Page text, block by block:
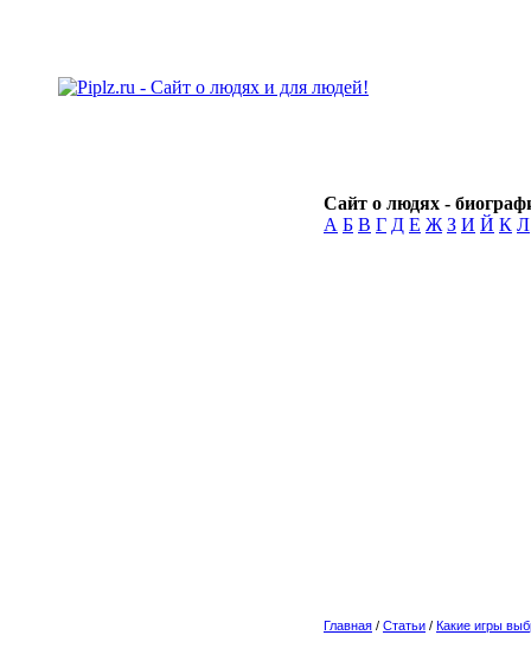
Сайт о людях -
А Б В Г Д Е Ж З И Й К Л
Главная / Статьи / Какие игры